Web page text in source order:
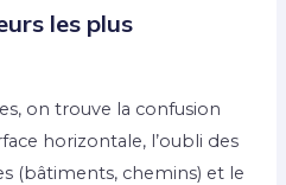
les plus
on trouve la confusion
horizontale, l’oubli des
(bâtiments, chemins) et le